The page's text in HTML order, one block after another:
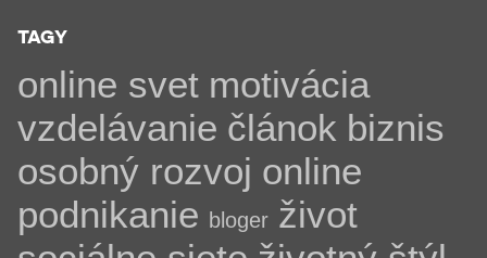
TAGY
online svet motivácia
vzdelávanie článok biznis
osobný rozvoj online
podnikanie bloger život